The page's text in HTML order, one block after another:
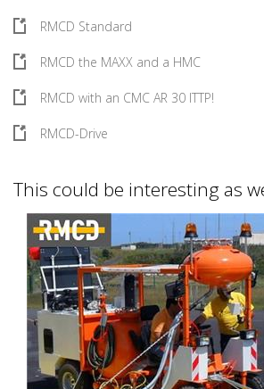
RMCD Standard
RMCD the MAXX and a HMC
RMCD with an CMC AR 30 ITTP!
RMCD-Drive
This could be interesting as